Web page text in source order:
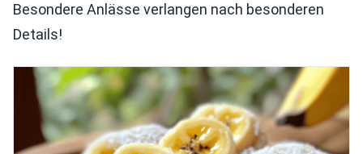
Besondere Anlässe verlangen nach besonderen
Details!